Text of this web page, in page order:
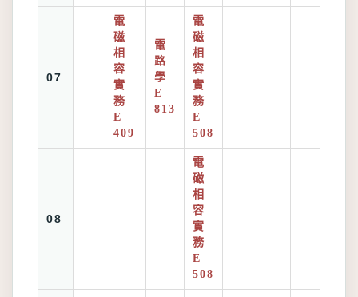
07
電
磁
相
容
實
務
E
409
電
路
學
E
813
電
磁
相
容
實
務
E
508
08
電
磁
相
容
實
務
E
508